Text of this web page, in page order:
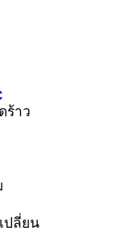
ร้าว
ปลี่ยน